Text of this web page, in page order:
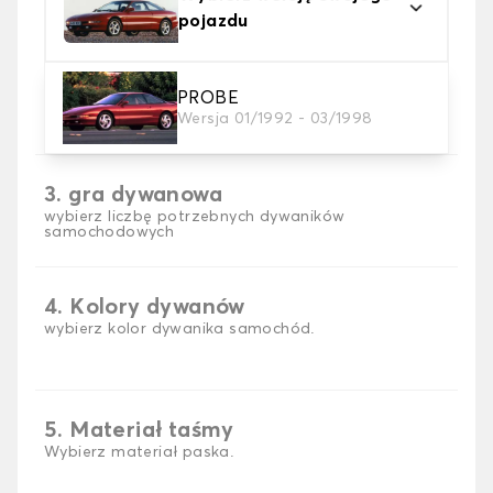
pojazdu
PROBE
Wersja 01/1992 - 03/1998
2. Materiał
wybierz materiał dywanika samochodowego
3. gra dywanowa
wybierz liczbę potrzebnych dywaników
samochodowych
4. Kolory dywanów
wybierz kolor dywanika samochód.
5. Materiał taśmy
Wybierz materiał paska.